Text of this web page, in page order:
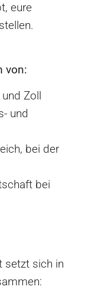
eure
von:
Zoll
und
bei der
bei
setzt sich in